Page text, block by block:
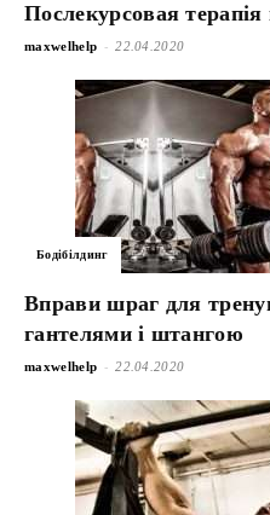
Послекурсовая терапія
maxwelhelp - 22.04.2020
Бодібілдинг
Вправи шраг для
гантелями і штангою
maxwelhelp - 22.04.2020